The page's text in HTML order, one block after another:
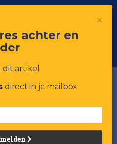
Toggle
×
achter en
artikel
direct in je mailbox